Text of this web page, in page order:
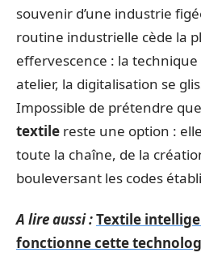
souvenir d’une industrie
routine industrielle cède la
effervescence : la technique
atelier, la digitalisation se
Impossible de prétendre
textile reste une option :
toute la chaîne, de la
bouleversant les codes
A lire aussi :Textile
fonctionne cette